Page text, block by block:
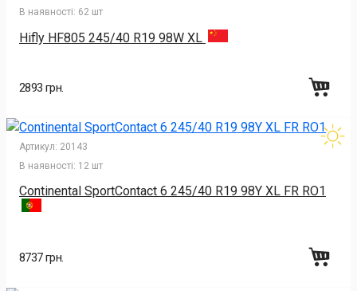
В наявності: 62 шт
Hifly HF805 245/40 R19 98W XL
2893 грн.
Артикул: 20143
В наявності: 12 шт
Continental SportContact 6 245/40 R19 98Y XL FR RO1
8737 грн.